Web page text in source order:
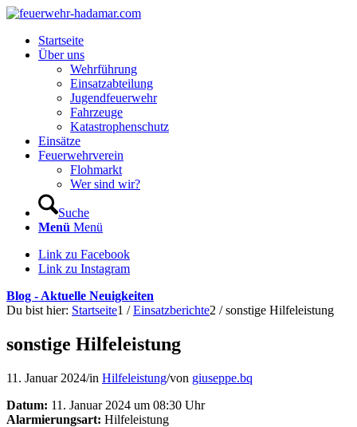
Startseite
Über uns
Wehrführung
Einsatzabteilung
Jugendfeuerwehr
Fahrzeuge
Katastrophenschutz
Einsätze
Feuerwehrverein
Flohmarkt
Wer sind wir?
Suche
Menü Menü
Link zu Facebook
Link zu Instagram
Blog - Aktuelle Neuigkeiten
Du bist hier: Startseite1 / Einsatzberichte2 / sonstige Hilfeleistung
sonstige Hilfeleistung
11. Januar 2024/in Hilfeleistung/von giuseppe.bq
Datum: 11. Januar 2024 um 08:30 Uhr
Alarmierungsart: Hilfeleistung